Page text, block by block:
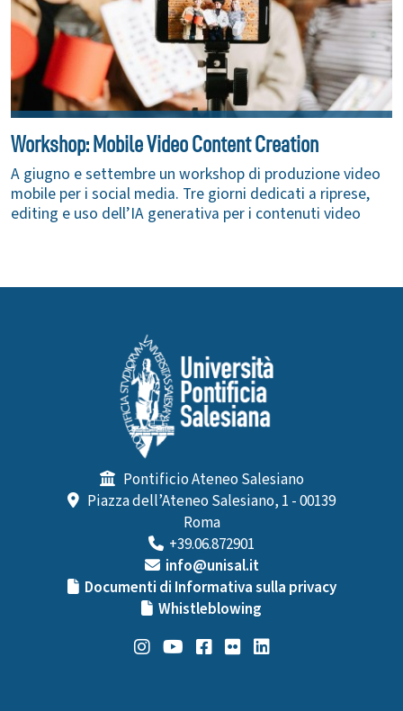
Workshop: Mobile Video Content Creation
A giugno e settembre un workshop di produzione video
mobile per i social media. Tre giorni dedicati a riprese,
editing e uso dell’IA generativa per i contenuti video
Pontificio Ateneo Salesiano
Piazza dell’Ateneo Salesiano, 1 - 00139
Roma
+39.06.872901
info@unisal.it
Documenti di Informativa sulla privacy
Whistleblowing